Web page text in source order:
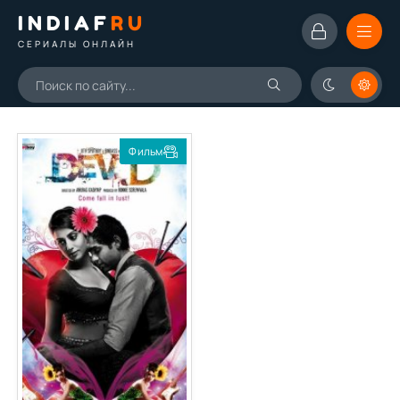
INDIAFRU
СЕРИАЛЫ ОНЛАЙН
Фильм